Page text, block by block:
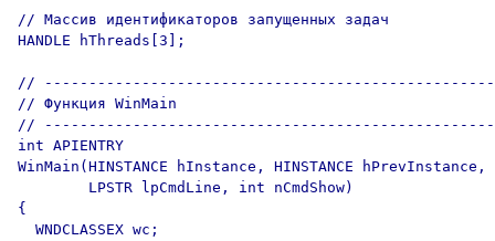
// Массив идентификаторов запущенных задач
HANDLE hThreads[3];
//
// Функция WinMain
//
int APIENTRY
WinMain(HINSTANCE hInstance, HINSTANCE hPrevInstance,
        LPSTR lpCmdLine, int nCmdShow)
{
  WNDCLASSEX wc;